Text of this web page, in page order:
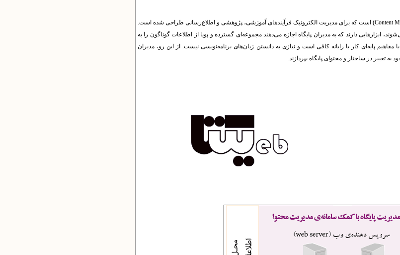
یکتاوب یک سامانه‌ی مدیریت محتوا (Content Management System) است که برای مدیریت الکترونیک فرآیندهای آموزشی، پژوهشی و اطلاع‌رسانی طراحی شده است.
ابزارهایی دارند که به مدیران پایگاه اجازه می‌دهند مجموعه‌ای گسترده و پویا از اطلاعات گوناگون را به
مفاهیم پایه‌ای کار با رایانه کافی است و نیازی به دانستن زبان‌های برنامه‌نویسی نیست. از این رو، مدیران
به تغییر در ساختار و محتوای پایگاه بپردازند.